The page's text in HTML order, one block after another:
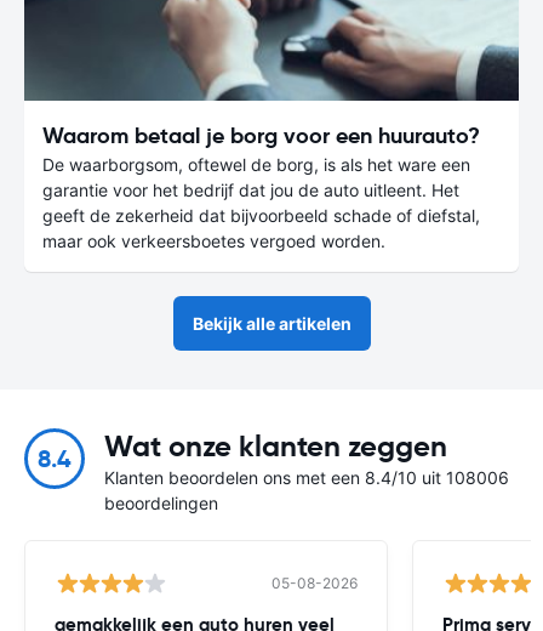
Waarom betaal je borg voor een huurauto?
De waarborgsom, oftewel de borg, is als het ware een
garantie voor het bedrijf dat jou de auto uitleent. Het
geeft de zekerheid dat bijvoorbeeld schade of diefstal,
maar ook verkeersboetes vergoed worden.
Bekijk alle artikelen
8.4 Wat onze klanten zeggen
Klanten beoordelen ons met een 8.4/10 uit 108006
beoordelingen
05-08-2026
gemakkelijk een auto huren veel Prima